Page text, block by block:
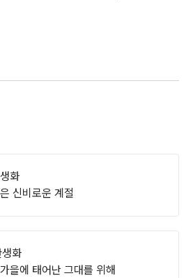
화
신비로운 계절
화
을에 태어난 그대를 위해